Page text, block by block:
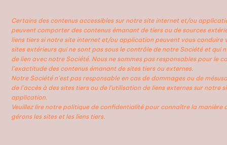
Certains des contenus accessibles sur notre site internet et/ou
peuvent comporter des contenus émanant de tiers ou de sources
liens tiers si notre site internet et/ou application peuvent vous conduire
sites extérieurs qui ne sont pas sous le contrôle de notre Société et qui
de lien avec notre Société. Nous ne sommes pas responsables pour le
l’exactitude des contenus émanant de sites tiers ou externes.
Notre Société n’est pas responsable en cas de dommages ou de
de l’accès à des sites tiers ou de l’utilisation de liens externes sur notre
application.
Veuillez lire notre politique de confidentialité pour connaître la manière
gérons les sites et les liens tiers.